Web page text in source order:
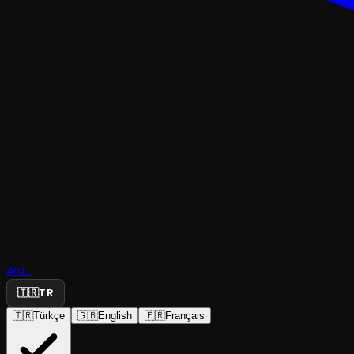
Ara...
🇹🇷TR
🇹🇷Türkçe 🇬🇧English 🇫🇷Français
Oyuncak